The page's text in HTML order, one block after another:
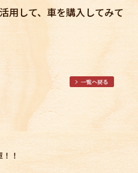
用して、車を購入してみて
！